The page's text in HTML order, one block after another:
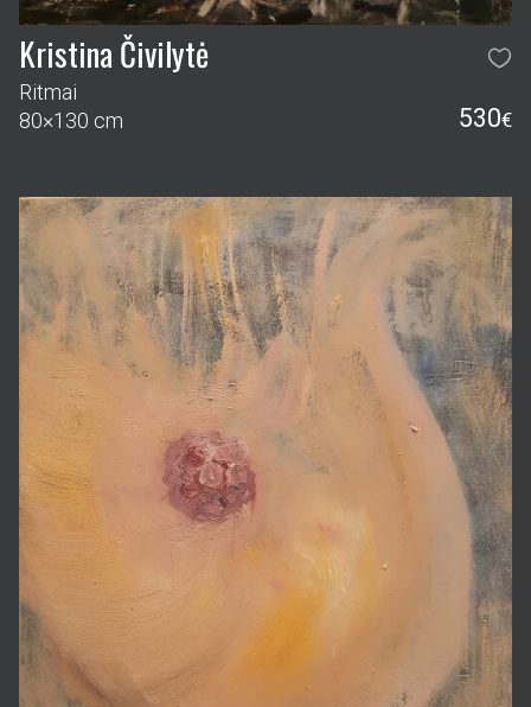
Kristina Čivilytė
Ritmai
80×130 cm
530€